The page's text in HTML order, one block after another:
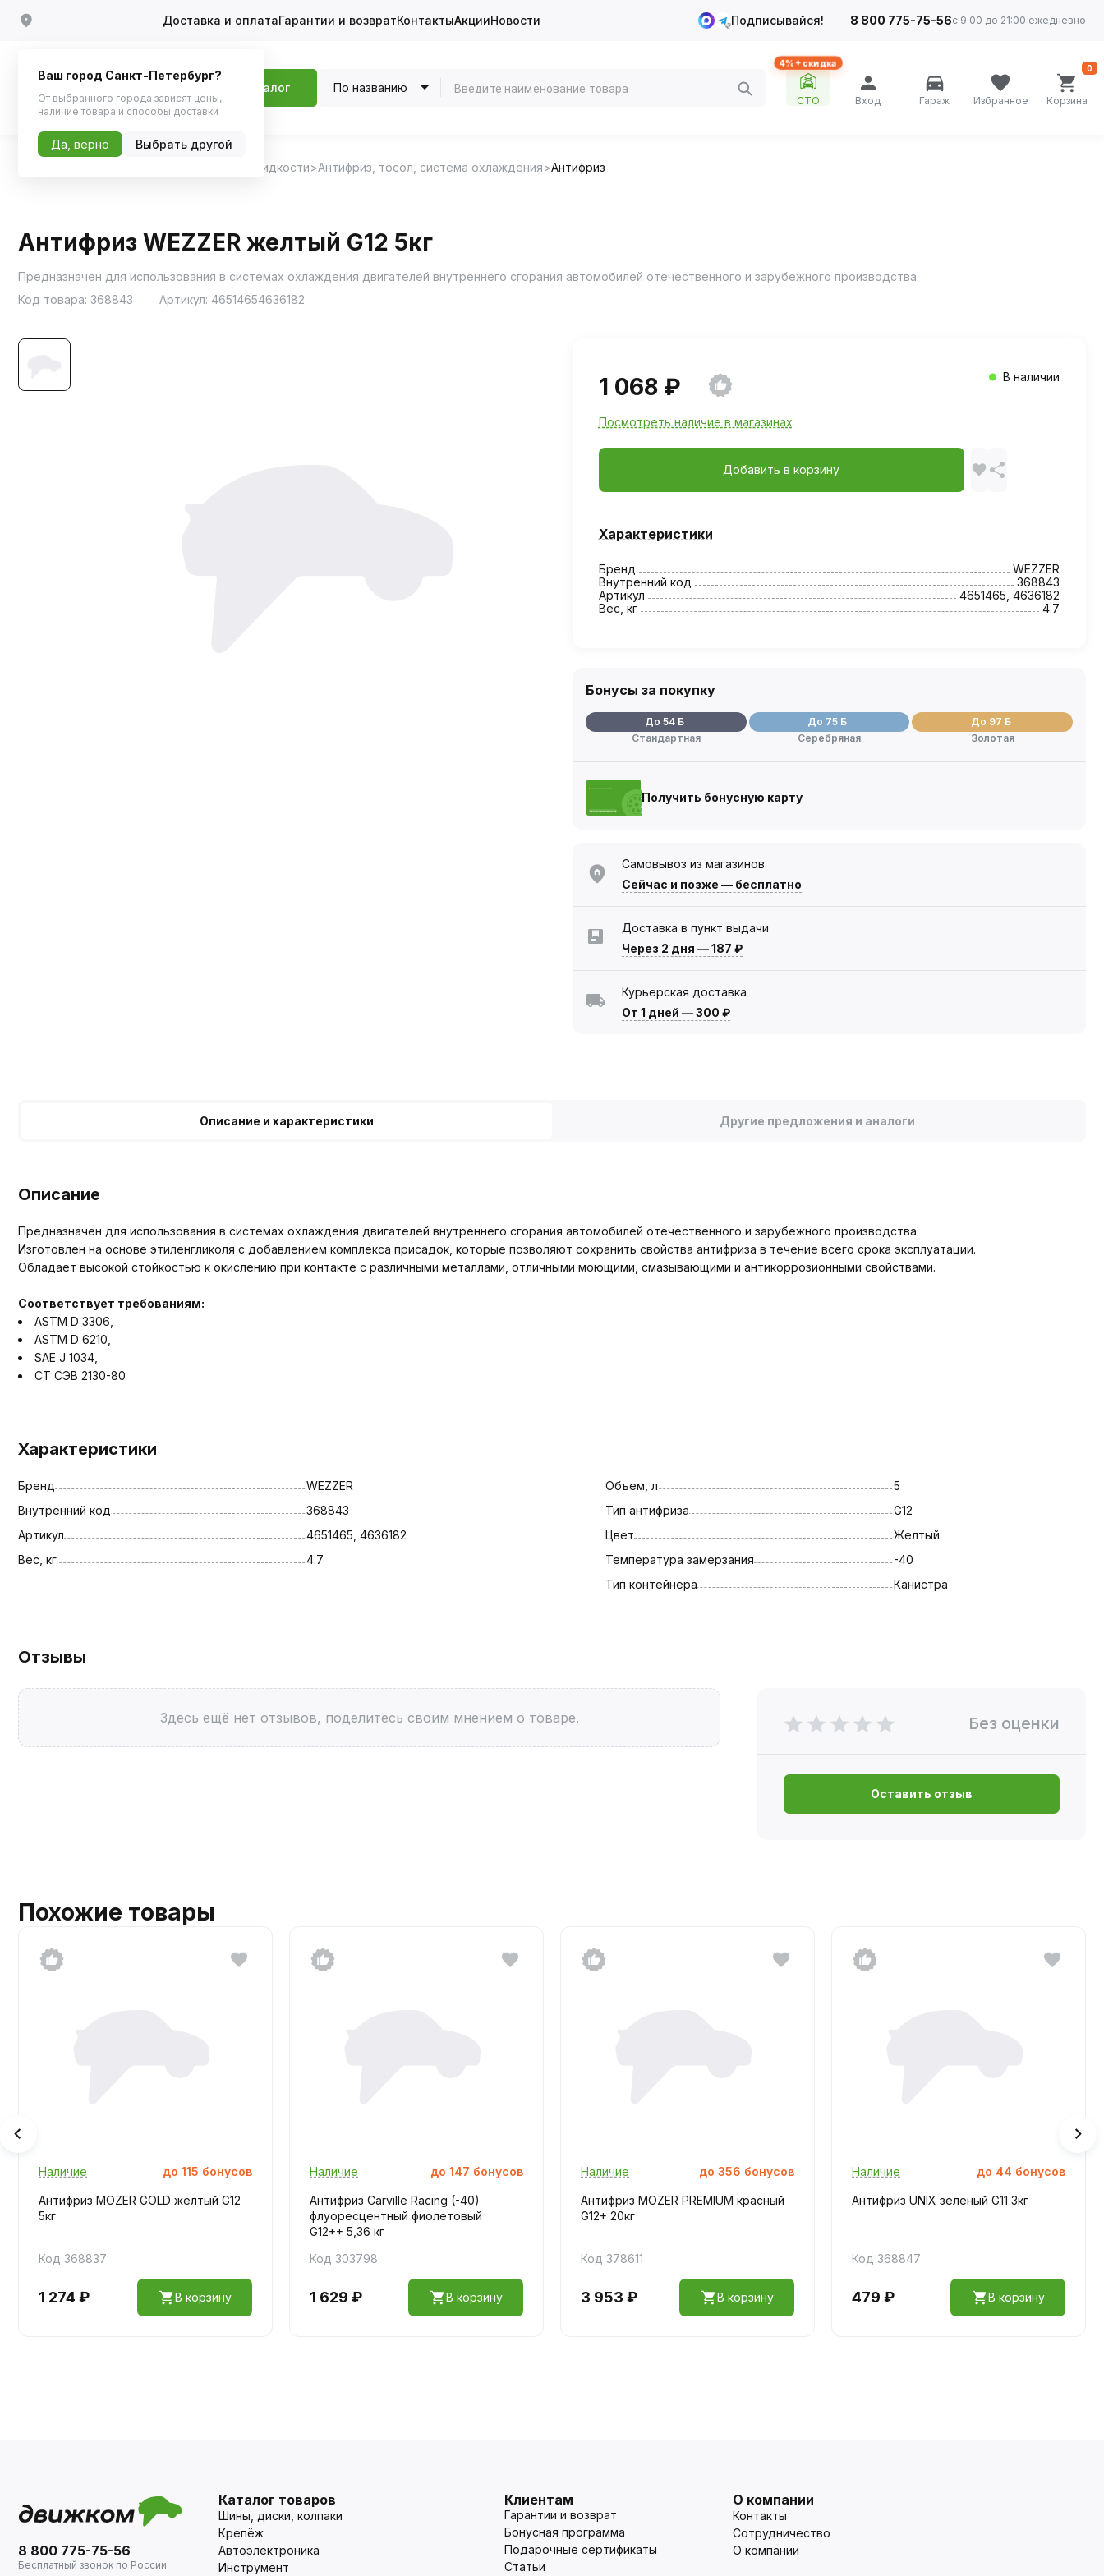
Доставка и оплатаГарантии и возвратКонтактыАкцииНовости Подписывайся! 8 800 775-75-56с 9:00 до 21:00 ежедневно
Каталог По названию
4%+ скидка
СТО Вход Гараж Избранное Корзина
0
Масла и технические жидкости Антифриз, тосол, система охлаждения Антифриз
Антифриз WEZZER желтый G12 5кг
Предназначен для использования в системах охлаждения двигателей внутреннего сгорания автомобилей отечественного и зарубежного производства.
Код товара: 368843 Артикул: 46514654636182
1 068 ₽ В наличии
Посмотреть наличие в магазинах
Добавить в корзину
Характеристики
Бренд
WEZZER
Внутренний код
368843
Артикул
4651465, 4636182
Вес, кг
4.7
Бонусы за покупку
До 54 Б
Стандартная
До 75 Б
Серебряная
До 97 Б
Золотая
Получить бонусную карту
Самовывоз из магазинов
Сейчас и позже — бесплатно
Доставка в пункт выдачи
Через 2 дня —187 ₽
Курьерская доставка
От 1 дней —300 ₽
Описание и характеристики Другие предложения и аналоги
Описание
Предназначен для использования в системах охлаждения двигателей внутреннего сгорания автомобилей отечественного и зарубежного производства.
Изготовлен на основе этиленгликоля с добавлением комплекса присадок, которые позволяют сохранить свойства антифриза в течение всего срока эксплуатации.
Обладает высокой стойкостью к окислению при контакте с различными металлами, отличными моющими, смазывающими и антикоррозионными свойствами.
Соответствует требованиям:
ASTM D 3306,
ASTM D 6210,
SAE J 1034,
СТ СЭВ 2130-80
Характеристики
Бренд
WEZZER
Внутренний код
368843
Артикул
4651465, 4636182
Вес, кг
4.7
Объем, л
5
Тип антифриза
G12
Цвет
Желтый
Температура замерзания
-40
Тип контейнера
Канистра
Отзывы
Здесь ещё нет отзывов, поделитесь своим мнением о товаре. Без оценки
Оставить отзыв
Похожие товары
Наличие до 115 бонусов
Антифриз MOZER GOLD желтый G12
5кг
Код 368837
1 274 ₽ В корзину
Наличие до 147 бонусов
Антифриз Carville Racing (-40)
флуоресцентный фиолетовый
G12++ 5,36 кг
Код 303798
1 629 ₽ В корзину
Наличие до 356 бонусов
Антифриз MOZER PREMIUM красный
G12+ 20кг
Код 378611
3 953 ₽ В корзину
Наличие до 44 бонусов
Антифриз UNIX зеленый G11 3кг
Код 368847
479 ₽ В корзину
8 800 775-75-56
Бесплатный звонок по России
Каталог товаров
Шины, диски, колпаки
Крепёж
Автоэлектроника
Инструмент
Клиентам
Гарантии и возврат
Бонусная программа
Подарочные сертификаты
Статьи
О компании
Контакты
Сотрудничество
О компании
Ваш город Санкт-Петербург?
От выбранного города зависят цены,
наличие товара и способы доставки
Да, верно Выбрать другой